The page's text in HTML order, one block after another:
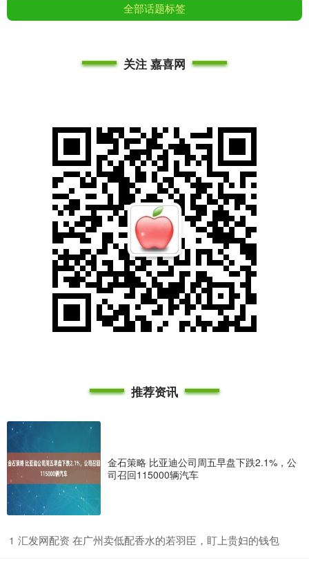
全部话题标签
关注 嘉喜网
推荐资讯
金石策略 比亚迪公司周五早盘下跌2.1%，公
司召回115000辆汽车
1 ​汇发网配资 在广州卖低配香水的若羽臣，盯上贵妇的钱包